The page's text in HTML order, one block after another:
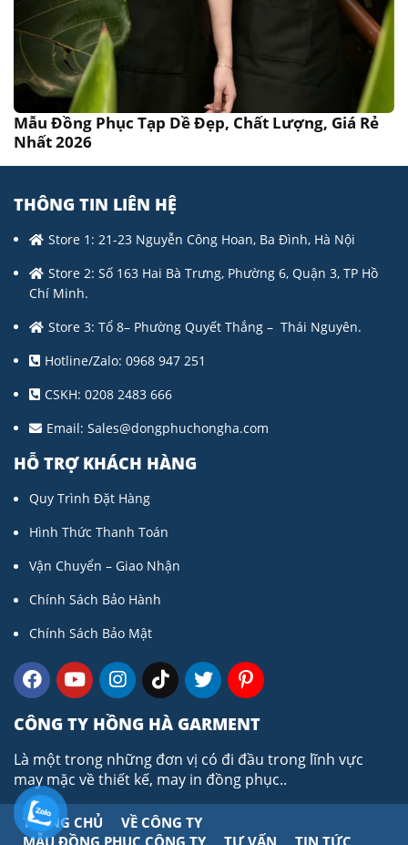
Mẫu Đồng Phục Tạp Dề Đẹp, Chất Lượng, Giá Rẻ
Nhất 2026
THÔNG TIN LIÊN HỆ
Store 1: 21-23 Nguyễn Công Hoan, Ba Đình, Hà Nội
Store 2: Số 163 Hai Bà Trưng, Phường 6, Quận 3, TP Hồ
Chí Minh.
Store 3: Tổ 8– Phường Quyết Thắng – Thái Nguyên.
Hotline/Zalo: 0968 947 251
CSKH: 0208 2483 666
Email: Sales@dongphuchongha.com
HỖ TRỢ KHÁCH HÀNG
Quy Trình Đặt Hàng
Hình Thức Thanh Toán
Vận Chuyển – Giao Nhận
Chính Sách Bảo Hành
Chính Sách Bảo Mật
CÔNG TY HỒNG HÀ GARMENT
Là một trong những đơn vị có đi đầu trong lĩnh vực
may mặc về thiết kế, may in đồng phục..
TRANG CHỦ
VỀ CÔNG TY
MẪU ĐỒNG PHỤC CÔNG TY
TƯ VẤN TIN TỨC